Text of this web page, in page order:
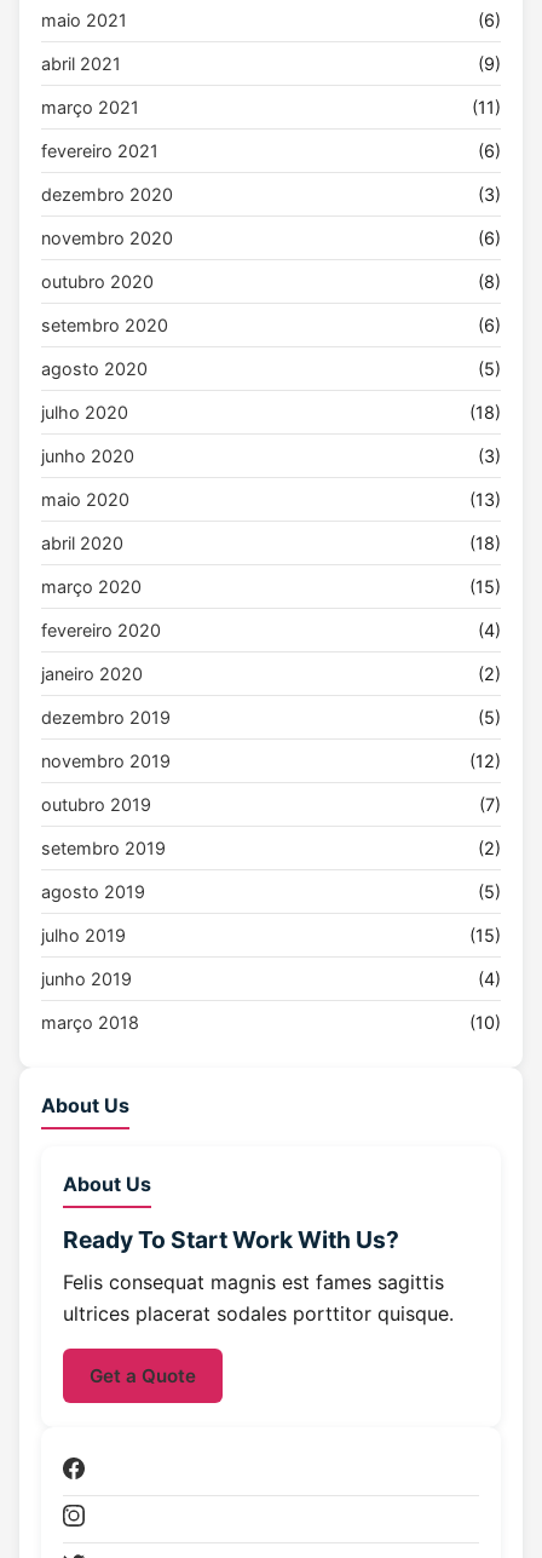
maio 2021 (6)
abril 2021 (9)
março 2021 (11)
fevereiro 2021 (6)
dezembro 2020 (3)
novembro 2020 (6)
outubro 2020 (8)
setembro 2020 (6)
agosto 2020 (5)
julho 2020 (18)
junho 2020 (3)
maio 2020 (13)
abril 2020 (18)
março 2020 (15)
fevereiro 2020 (4)
janeiro 2020 (2)
dezembro 2019 (5)
novembro 2019 (12)
outubro 2019 (7)
setembro 2019 (2)
agosto 2019 (5)
julho 2019 (15)
junho 2019 (4)
março 2018 (10)
About Us
About Us
Ready To StartWork With Us?
Felis consequat magnis est fames sagittis
ultrices placerat sodales porttitor quisque.
Get a Quote